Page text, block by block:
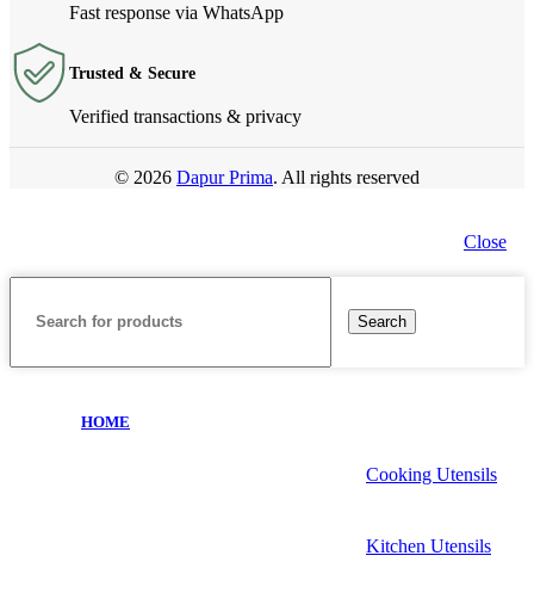
Fast response via WhatsApp
Trusted & Secure
Verified transactions & privacy
© 2026 Dapur Prima. All rights reserved
Close
Search
HOME
Cooking Utensils
Kitchen Utensils